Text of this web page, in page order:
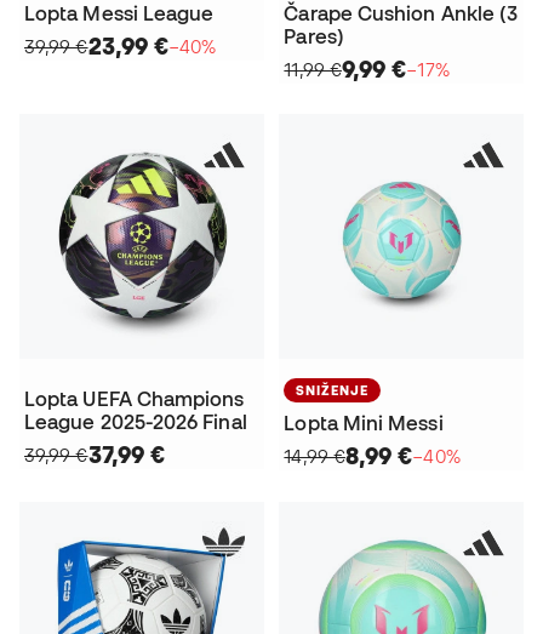
Lopta Messi League
39,99 €23,99 €−40%
Čarape Cushion Ankle (3
Pares)
11,99 €9,99 €−17%
Lopta UEFA Champions
League 2025-2026 Final
39,99 €37,99 €
SNIŽENJE
Lopta Mini Messi
14,99 €8,99 €−40%